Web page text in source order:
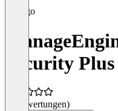
Security
(0 Bewertungen)